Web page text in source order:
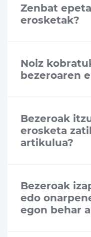
Zenbat
erosketak?
Noiz
bezeroaren
Bezeroak
erosketa
artikulua?
Bezeroak
edo
egon behar